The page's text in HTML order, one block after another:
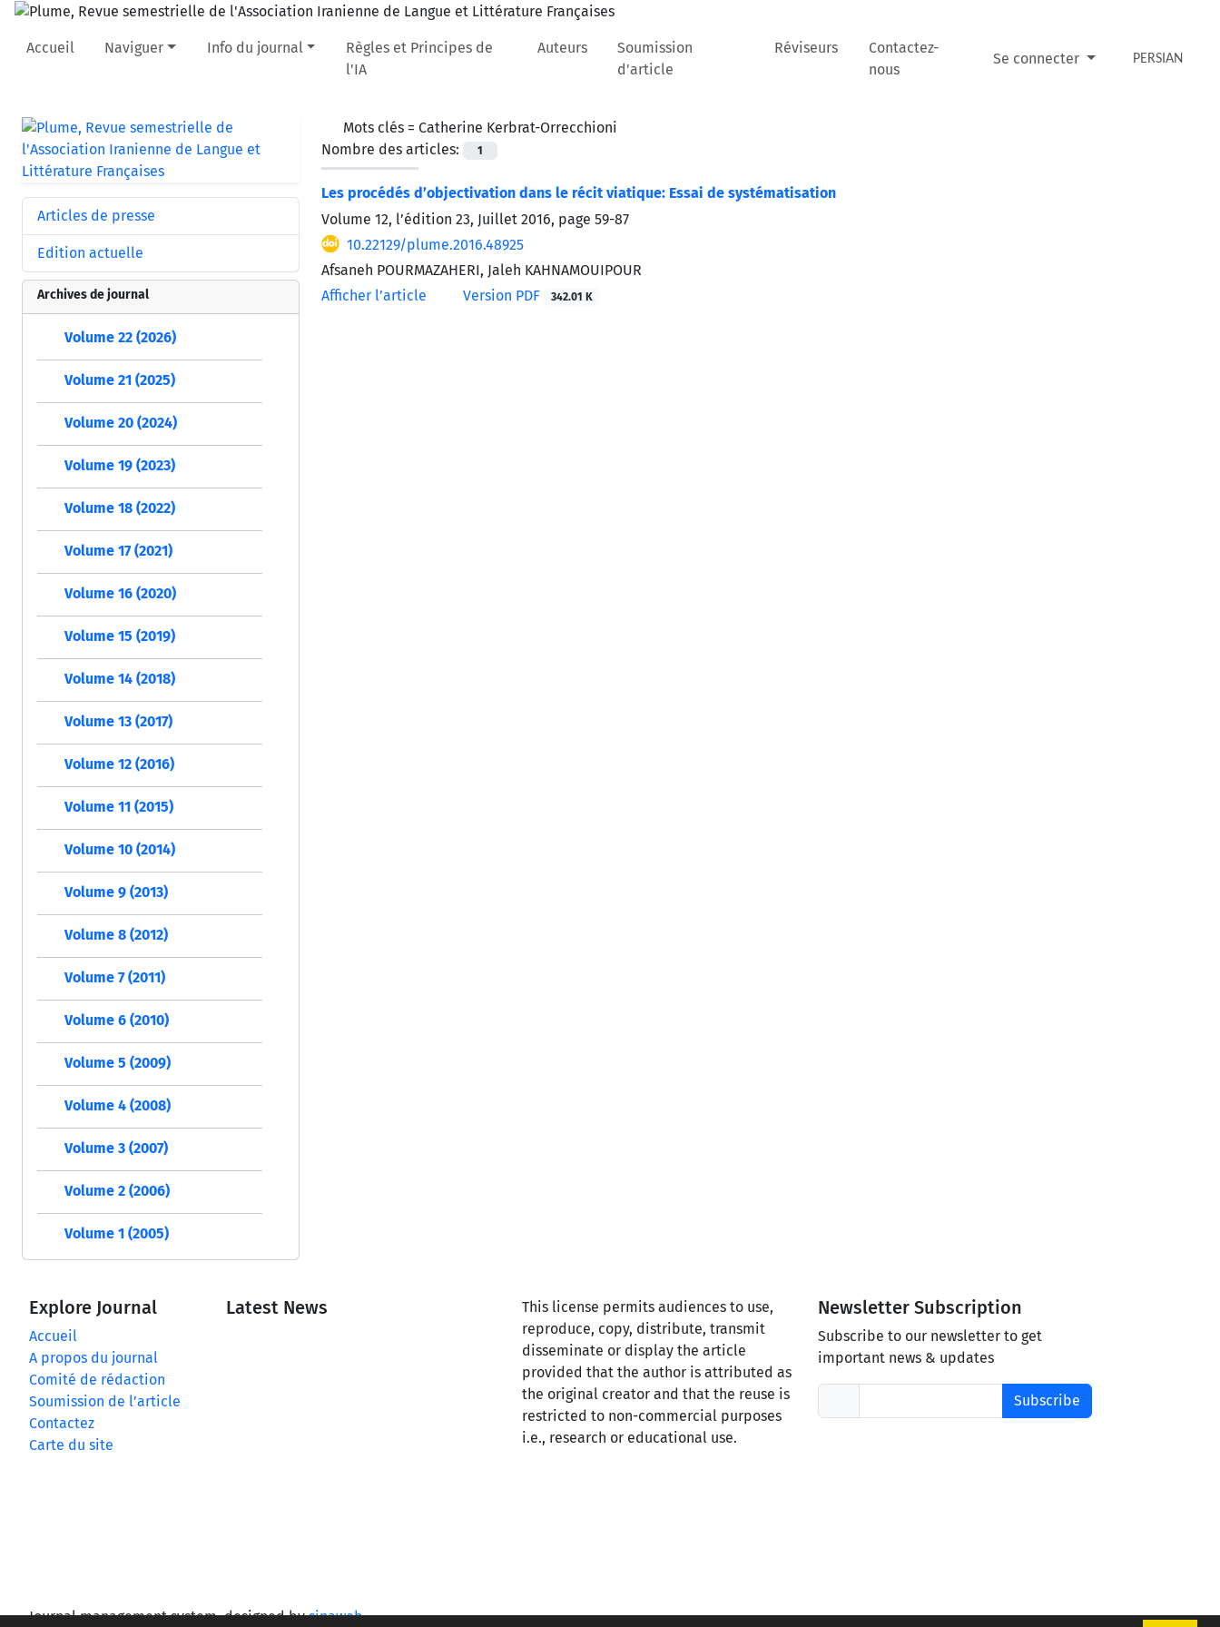
Accueil Naviguer Info du journal
Règles et Principes de
l'IA
Auteurs
Soumission
d'article
Réviseurs
Contactez-
nous
Se connecter PERSIAN
Mots clés = Catherine Kerbrat-Orrecchioni
Nombre des articles:
1
Les procédés d’objectivation dans le récit viatique: Essai de systématisation
Volume 12, l’édition 23, Juillet 2016, page 59-87
10.22129/plume.2016.48925
Afsaneh POURMAZAHERI, Jaleh KAHNAMOUIPOUR
Afficher l’article
Version PDF 342.01 K
Articles de presse
Edition actuelle
Archives de journal
Volume 22 (2026)
Volume 21 (2025)
Volume 20 (2024)
Volume 19 (2023)
Volume 18 (2022)
Volume 17 (2021)
Volume 16 (2020)
Volume 15 (2019)
Volume 14 (2018)
Volume 13 (2017)
Volume 12 (2016)
Volume 11 (2015)
Volume 10 (2014)
Volume 9 (2013)
Volume 8 (2012)
Volume 7 (2011)
Volume 6 (2010)
Volume 5 (2009)
Volume 4 (2008)
Volume 3 (2007)
Volume 2 (2006)
Volume 1 (2005)
Explore Journal
Accueil
A propos du journal
Comité de rédaction
Soumission de l’article
Contactez
Carte du site
Latest News
This license permits audiences to use,
reproduce, copy, distribute, transmit
disseminate or display the article
provided that the author is attributed as
the original creator and that the reuse is
restricted to non-commercial purposes
i.e., research or educational use.
Newsletter Subscription
Subscribe to our newsletter to get
important news & updates
Subscribe
Journal management system.designed bysinaweb